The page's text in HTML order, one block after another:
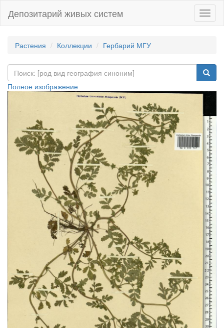
Депозитарий живых систем
Растения Коллекции Гербарий МГУ
Полное изображение